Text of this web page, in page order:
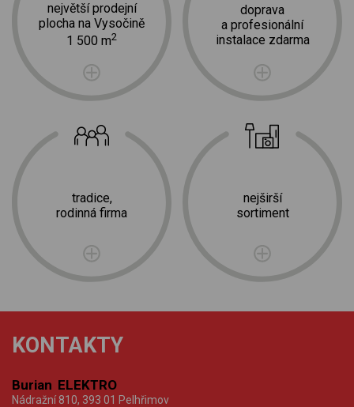
největší prodejní
plocha na Vysočině
1 500 m2
tradice,
rodinná firma
doprava
a profesionální
instalace zdarma
nejširší
sortiment
KONTAKTY
Burian ELEKTRO
Nádražní 810, 393 01 Pelhřimov